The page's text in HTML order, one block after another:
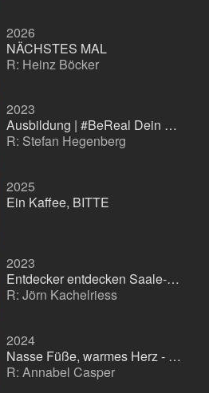
2026
NÄCHSTES MAL
R: Heinz Böcker
2023
Ausbildung | #BeReal Dein Start ins Berufsleben bei der Debeka (Werbefilm)
R: Stefan Hegenberg
2025
Ein Kaffee, BITTE
2023
Entdecker entdecken Saale-Unstrut (Image-Serie)
R: Jörn Kachelriess
2024
Nasse Füße, warmes Herz - R: Annabel Casper
R: Annabel Casper